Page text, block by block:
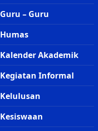
Guru – Guru
Humas
Kalender Akademik
Kegiatan Informal
Kelulusan
Kesiswaan